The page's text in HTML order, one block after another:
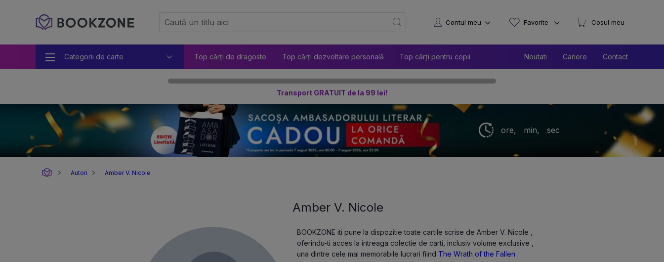
Categorii de carte Top cărți de dragoste Top cărți dezvoltare personală Top cărți pentru copii Noutati Cariere Contact
Contul meu Favorite Cosul meu
Transport GRATUIT de la 99 lei!
ore, min, sec
Autori Amber V. Nicole
Amber V. Nicole
BOOKZONE iti pune la dispozitie toate cartile scrise de Amber V. Nicole ,
oferindu-ti acces la intreaga colectie de carti, inclusiv volume exclusive ,
una dintre cele mai memorabile lucrari fiind The Wrath of the Fallen .